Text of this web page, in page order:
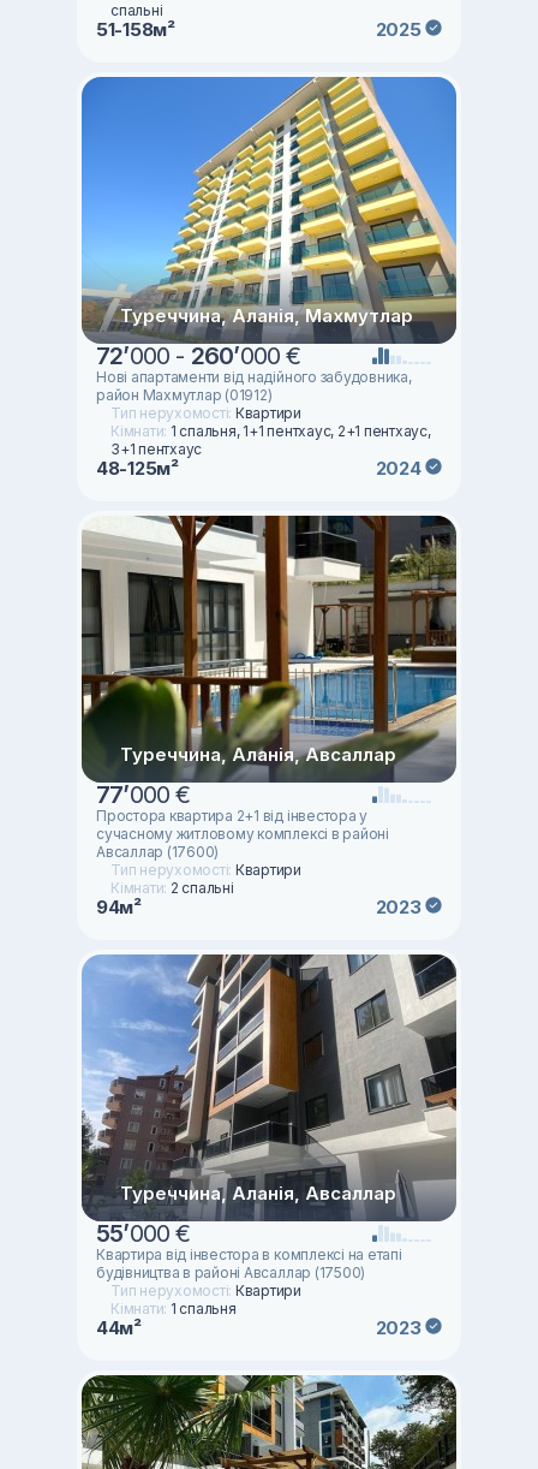
спальні
51-158м² 2025
Туреччина, Аланія, Махмутлар
72’000 - 260’000 €
Нові апартаменти від надійного забудовника,
район Махмутлар (01912)
Тип нерухомості: Квартири
Кімнати: 1 спальня, 1+1 пентхаус, 2+1 пентхаус,
3+1 пентхаус
48-125м² 2024
Туреччина, Аланія, Авсаллар
77’000 €
Простора квартира 2+1 від інвестора у
сучасному житловому комплексі в районі
Авсаллар (17600)
Тип нерухомості: Квартири
Кімнати: 2 спальні
94м² 2023
Туреччина, Аланія, Авсаллар
55’000 €
Квартира від інвестора в комплексі на етапі
будівництва в районі Авсаллар (17500)
Тип нерухомості: Квартири
Кімнати: 1 спальня
44м² 2023